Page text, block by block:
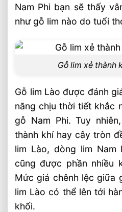
Nam Phi bạn sẽ thấy
như gỗ lim nào do tuổi
Gỗ lim xẻ thành
Gỗ lim Lào được đánh
năng chịu thời tiết khắc
gỗ Nam Phi. Tuy
thành khí hay cây tròn
lim Lào, dòng lim Nam
cũng được phần nhiều
Mức giá chênh lệc giữa
lim Lào có thể lên tới
khối.